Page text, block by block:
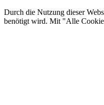
Durch die Nutzung dieser
benötigt wird. Mit "Alle